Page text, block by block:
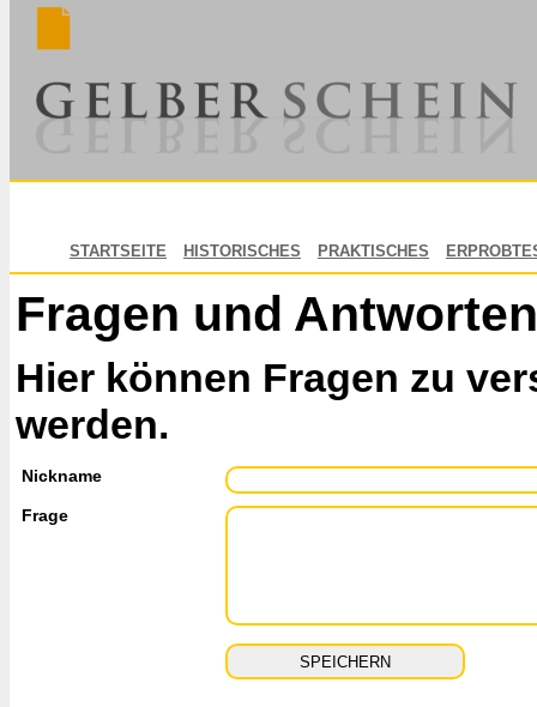
STARTSEITE HISTORISCHES PRAKTISCHES
Fragen und Antworten
Hier können Fragen zu
werden.
Nickname
Frage